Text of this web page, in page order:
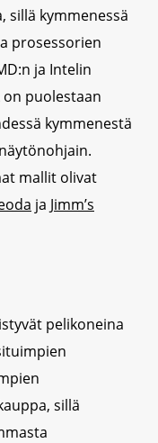
sillä kymmenessä
prosessorien
ja Intelin
on puolestaan
kymmenestä
mallit olivat
ja Jimm’s
pelikoneina
sillä